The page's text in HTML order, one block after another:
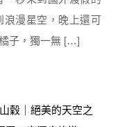
浪漫星空，晚上還可
子，獨一無 […]